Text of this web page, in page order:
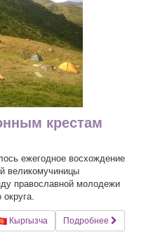
крестам
ежегодное восхождение
великомучиницы
православной молодежи
округа.
Кыргызча Подробнее